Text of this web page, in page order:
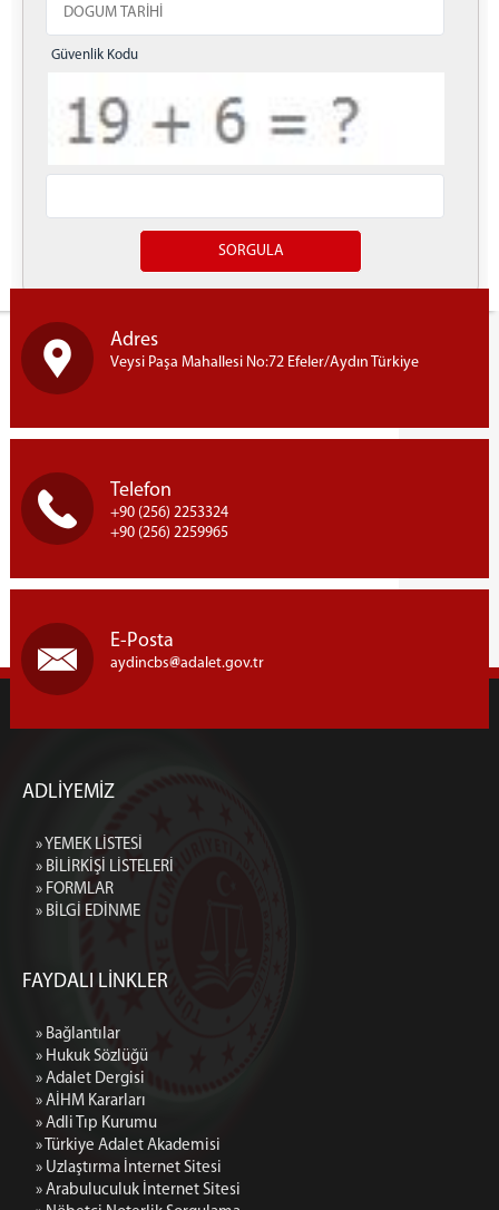
Güvenlik Kodu
Yazdır
Adres
Veysi Paşa Mahallesi No:72 Efeler/Aydın Türkiye
Telefon
+90 (256) 2253324
+90 (256) 2259965
E-Posta
aydincbs adalet.gov.tr
ADLİYEMİZ
» YEMEK LİSTESİ
» BİLİRKİŞİ LİSTELERİ
» FORMLAR
» BİLGİ EDİNME
FAYDALI LİNKLER
» Bağlantılar
» Hukuk Sözlüğü
» Adalet Dergisi
» AİHM Kararları
» Adli Tıp Kurumu
» Türkiye Adalet Akademisi
» Uzlaştırma İnternet Sitesi
» Arabuluculuk İnternet Sitesi